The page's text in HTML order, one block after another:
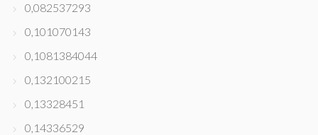
0,082537293
0,101070143
0,1081384044
0,132100215
0,13328451
0,14336529